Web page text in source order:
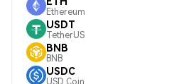
Ethereum
USDT
TetherUS
BNB
BNB
USDC
USD Coin